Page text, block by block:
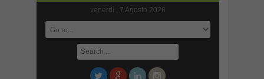
venerdì , 7 Agosto 2026